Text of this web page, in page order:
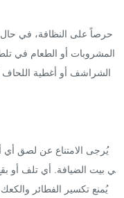
يُمنع تكسير الفطائر